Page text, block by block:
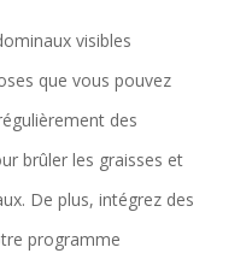
visibles
que vous pouvez
des
brûler les graisses et
De plus, intégrez des
programme